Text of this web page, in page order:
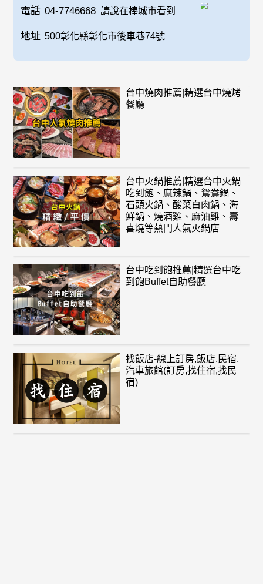
電話 04-7746668 請說在棒城市看到
地址 500彰化縣彰化市後車巷74號
台中燒肉推薦|精選台中燒烤
餐廳
台中火鍋推薦|精選台中火鍋
吃到飽、麻辣鍋、鴛鴦鍋、
石頭火鍋、酸菜白肉鍋、海
鮮鍋、燒酒雞、麻油雞、壽
喜燒等熱門人氣火鍋店
台中吃到飽推薦|精選台中吃
到飽Buffet自助餐廳
找飯店-線上訂房,飯店,民宿,
汽車旅館(訂房,找住宿,找民
宿)